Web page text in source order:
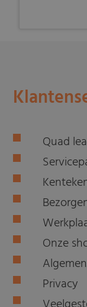
Quad
Onze
Privacy